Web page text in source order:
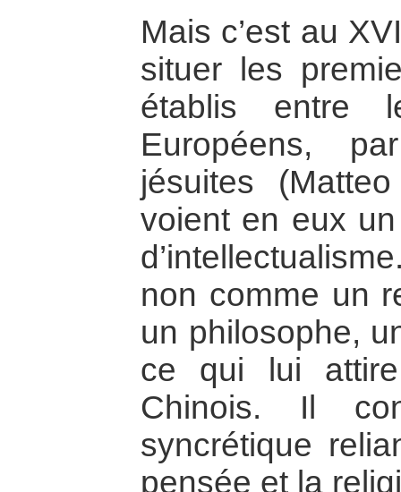
Mais c’est au
situer les
établis entre
Européens,
jésuites
voient en eux
non comme un
un philosophe,
ce qui lui attire
Chinois. Il
syncrétique
pensée et la